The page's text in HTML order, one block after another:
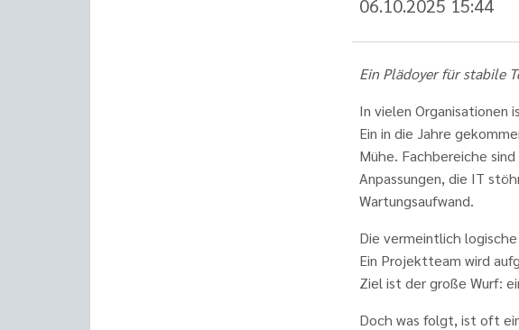
06.10.2025 15:44
Ein Plädoyer für stabile
In vielen Organisationen
Ein in die Jahre
Mühe. Fachbereiche
Anpassungen, die IT
Wartungsaufwand.
Die vermeintlich
Ein Projektteam wird
Ziel ist der große Wurf:
Doch was folgt, ist oft